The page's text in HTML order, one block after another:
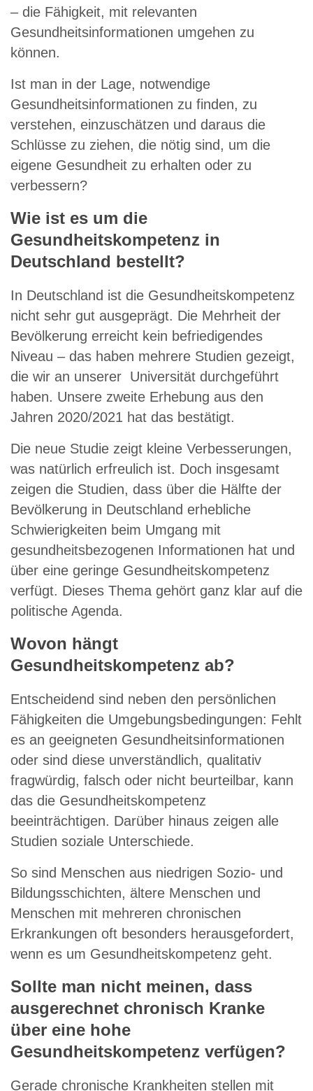
– die Fähigkeit, mit relevanten
Gesundheitsinformationen umgehen zu
können.
Ist man in der Lage, notwendige
Gesundheitsinformationen zu finden, zu
verstehen, einzuschätzen und daraus die
Schlüsse zu ziehen, die nötig sind, um die
eigene Gesundheit zu erhalten oder zu
verbessern?
Wie ist es um die
Gesundheitskompetenz in
Deutschland bestellt?
In Deutschland ist die Gesundheitskompetenz
nicht sehr gut ausgeprägt. Die Mehrheit der
Bevölkerung erreicht kein befriedigendes
Niveau – das haben mehrere Studien gezeigt,
die wir an unserer Universität durchgeführt
haben. Unsere zweite Erhebung aus den
Jahren 2020/2021 hat das bestätigt.
Die neue Studie zeigt kleine Verbesserungen,
was natürlich erfreulich ist. Doch insgesamt
zeigen die Studien, dass über die Hälfte der
Bevölkerung in Deutschland erhebliche
Schwierigkeiten beim Umgang mit
gesundheitsbezogenen Informationen hat und
über eine geringe Gesundheitskompetenz
verfügt. Dieses Thema gehört ganz klar auf die
politische Agenda.
Wovon hängt
Gesundheitskompetenz ab?
Entscheidend sind neben den persönlichen
Fähigkeiten die Umgebungsbedingungen: Fehlt
es an geeigneten Gesundheitsinformationen
oder sind diese unverständlich, qualitativ
fragwürdig, falsch oder nicht beurteilbar, kann
das die Gesundheitskompetenz
beeinträchtigen. Darüber hinaus zeigen alle
Studien soziale Unterschiede.
So sind Menschen aus niedrigen Sozio- und
Bildungsschichten, ältere Menschen und
Menschen mit mehreren chronischen
Erkrankungen oft besonders herausgefordert,
wenn es um Gesundheitskompetenz geht.
Sollte man nicht meinen, dass
ausgerechnet chronisch Kranke
über eine hohe
Gesundheitskompetenz verfügen?
Gerade chronische Krankheiten stellen mit